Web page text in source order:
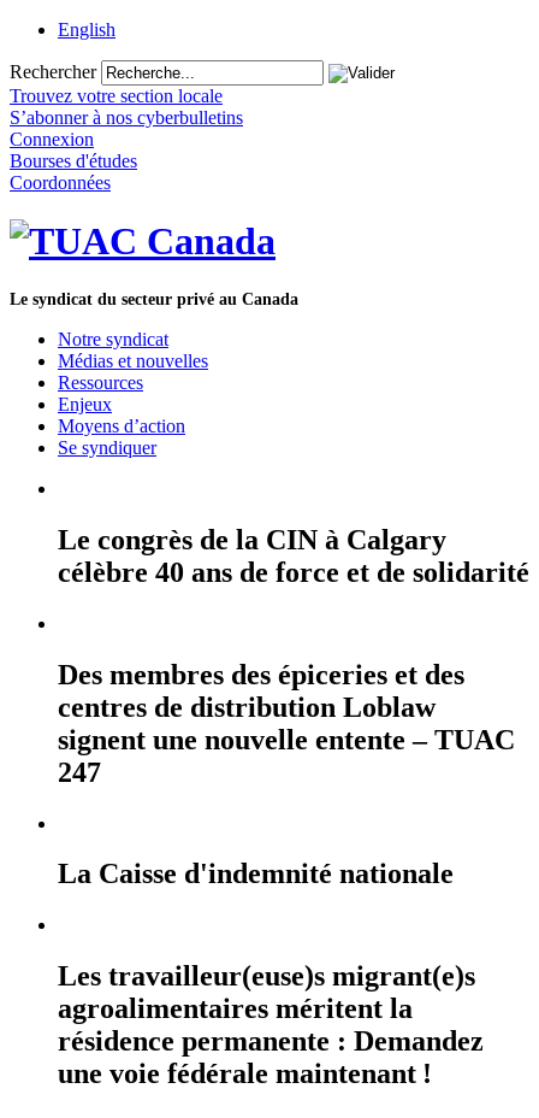
English
Rechercher
Trouvez votre section locale
S’abonner à nos cyberbulletins
Connexion
Bourses d'études
Coordonnées
Le syndicat du secteur privé au Canada
Notre syndicat
Médias et nouvelles
Ressources
Enjeux
Moyens d’action
Se syndiquer
Le congrès de la CIN à Calgary
célèbre 40 ans de force et de solidarité
Des membres des épiceries et des
centres de distribution Loblaw
signent une nouvelle entente – TUAC
247
La Caisse d'indemnité nationale
Les travailleur(euse)s migrant(e)s
agroalimentaires méritent la
résidence permanente : Demandez
une voie fédérale maintenant !